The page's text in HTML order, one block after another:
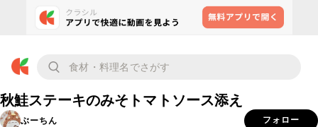
秋鮭ステーキのみそトマトソース添え
ぶーちん フォロー